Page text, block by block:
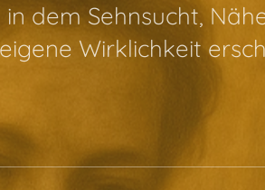
dem Sehnsucht,
Wirklichkeit